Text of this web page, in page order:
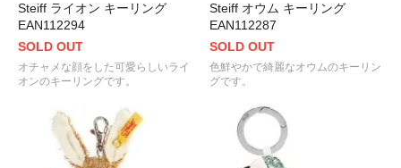
Steiff ライオン キーリング
EAN112294
SOLD OUT
オチャメな顔をした可愛らしいライ
オンのキーリングです。
Steiff オウム キーリング
EAN112287
SOLD OUT
色鮮やかで綺麗なオウムのキーリン
グです。